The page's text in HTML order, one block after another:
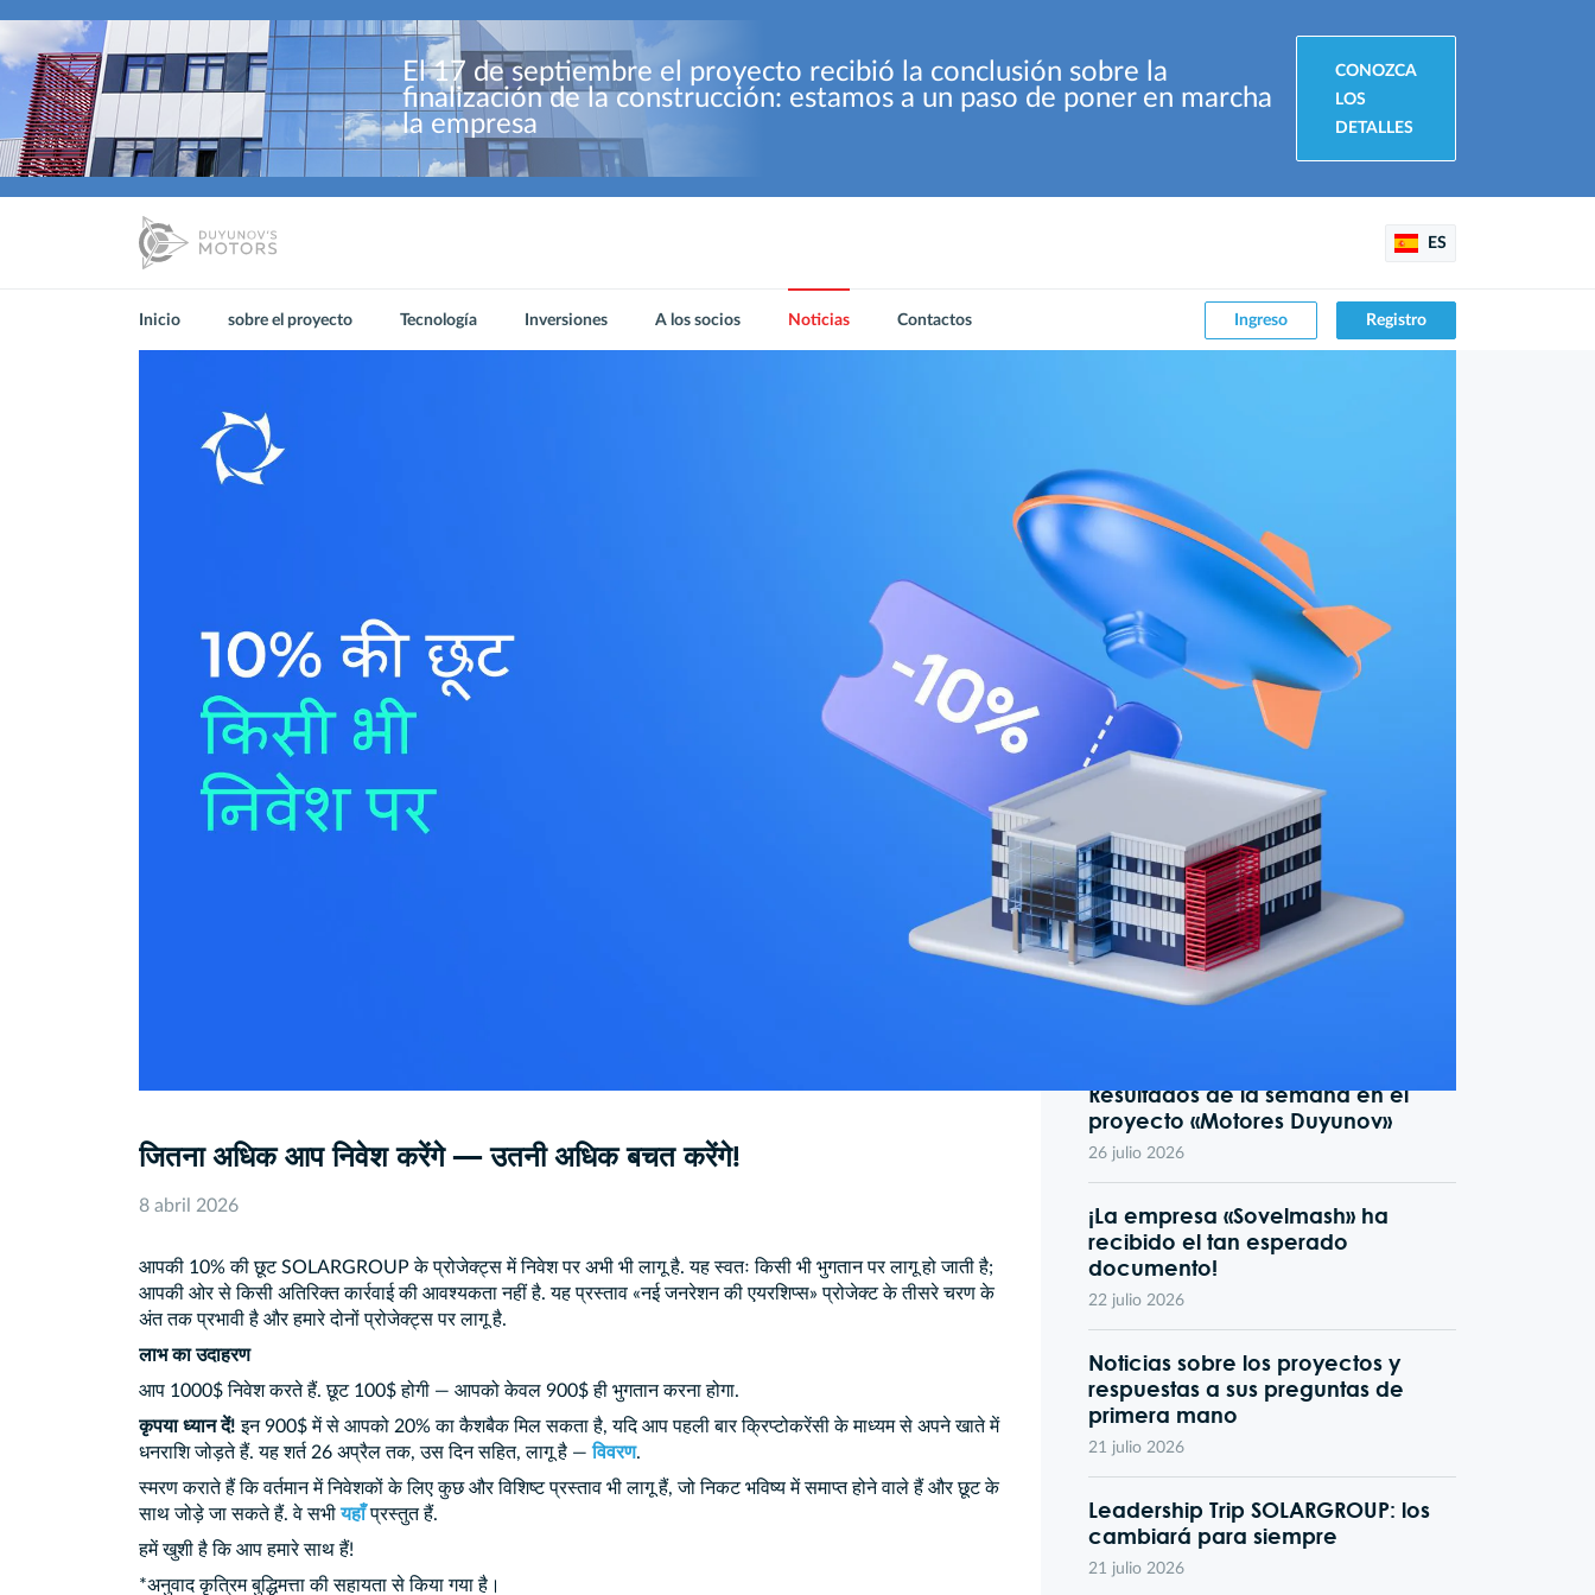
El 17 de septiembre el proyecto recibió la conclusión sobre la
finalización de la construcción: estamos a un paso de poner en marcha
la empresa
CONOZCA
LOS
DETALLES
ES
Inicio sobre el proyecto Tecnología Inversiones A los socios Noticias Contactos Ingreso Registro
जितना अधिक आप निवेश करेंगे — उतनी अधिक बचत करेंगे!
8 abril 2026
आपकी 10% की छूट SOLARGROUP के प्रोजेक्ट्स में निवेश पर अभी भी लागू है. यह स्वतः किसी भी भुगतान पर लागू हो जाती है;
आपकी ओर से किसी अतिरिक्त कार्रवाई की आवश्यकता नहीं है. यह प्रस्ताव «नई जनरेशन की एयरशिप्स» प्रोजेक्ट के तीसरे चरण के
अंत तक प्रभावी है और हमारे दोनों प्रोजेक्ट्स पर लागू है.
लाभ का उदाहरण
आप 1000$ निवेश करते हैं. छूट 100$ होगी — आपको केवल 900$ ही भुगतान करना होगा.
कृपया ध्यान दें!इन 900$ में से आपको 20% का कैशबैक मिल सकता है, यदि आप पहली बार क्रिप्टोकरेंसी के माध्यम से अपने खाते में
धनराशि जोड़ते हैं. यह शर्त 26 अप्रैल तक, उस दिन सहित, लागू है —विवरण.
स्मरण कराते हैं कि वर्तमान में निवेशकों के लिए कुछ और विशिष्ट प्रस्ताव भी लागू हैं, जो निकट भविष्य में समाप्त होने वाले हैं और छूट के
साथ जोड़े जा सकते हैं. वे सभीयहाँप्रस्तुत हैं.
हमें खुशी है कि आप हमारे साथ हैं!
*अनुवाद कृत्रिम बुद्धिमत्ता की सहायता से किया गया है।
La participación de AERONOVA en
«VIVA AVIA!» fue cubierta por los
principales medios de
comunicación
3 agosto 2026
Resultados de la semana en el
proyecto «Motores Duyunov»
Eventos clave de «Sovelmash» en
julio
31 julio 2026
Principales noticias y respuestas a
las preguntas de Dmitri Duyunov
Resultados de la semana en el
proyecto «Motores Duyunov»
26 julio 2026
¡La empresa «Sovelmash» ha
recibido el tan esperado
documento!
22 julio 2026
Noticias sobre los proyectos y
respuestas a sus preguntas de
primera mano
21 julio 2026
Leadership Trip SOLARGROUP: los
cambiará para siempre
21 julio 2026